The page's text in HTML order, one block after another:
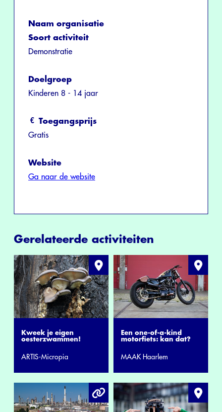
Naam organisatie
Soort activiteit
Demonstratie
Doelgroep
Kinderen 8 - 14 jaar
Toegangsprijs
Gratis
Website
Ga naar de website
Gerelateerde activiteiten
Kweek je eigen
oesterzwammen!
ARTIS-Micropia
Een one-of-a-kind
motorfiets: kan dat?
MAAK Haarlem